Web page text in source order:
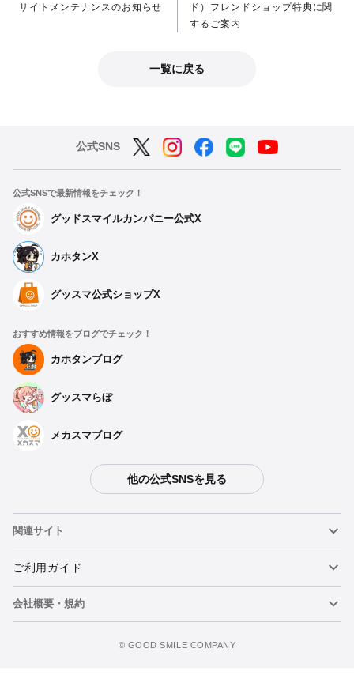
サイトメンテナンスのお知らせ
ド）フレンドショップ特典に関
するご案内
一覧に戻る
公式SNS
公式SNSで最新情報をチェック！
グッドスマイルカンパニー公式X
カホタンX
グッスマ公式ショップX
おすすめ情報をブログでチェック！
カホタンブログ
グッスマらぼ
メカスマブログ
他の公式SNSを見る
関連サイト
ねんどろいど
ねんどろいどフェイスメーカー
ご利用ガイド
重要なお知らせ
会社概要・規約
©️ GOOD SMILE COMPANY